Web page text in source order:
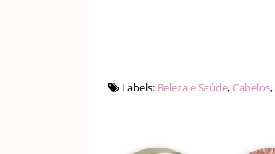
Labels: Beleza e Saúde, Cabelos,